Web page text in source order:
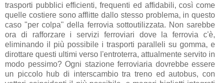
trasporti pubblici efficienti, frequenti ed affidabili, così come
quelle costiere sono afflitte dallo stesso problema, in questo
caso "per colpa" della ferrovia sottoutilizzata. Non sarebbe
ora di rafforzare i servizi ferroviari dove la ferrovia c'è,
eliminando il più possibile i trasporti paralleli su gomma, e
dirottare questi ultimi verso l'entroterra, attualmente servito in
modo pessimo? Ogni stazione ferroviaria dovrebbe essere
un piccolo hub di interscambio tra treno ed autobus, con